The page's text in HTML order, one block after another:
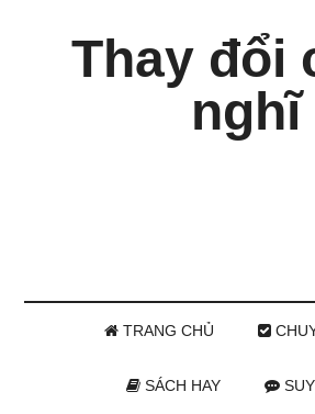
Thay đổi
nghĩ
TRANG CHỦ
SÁCH HAY